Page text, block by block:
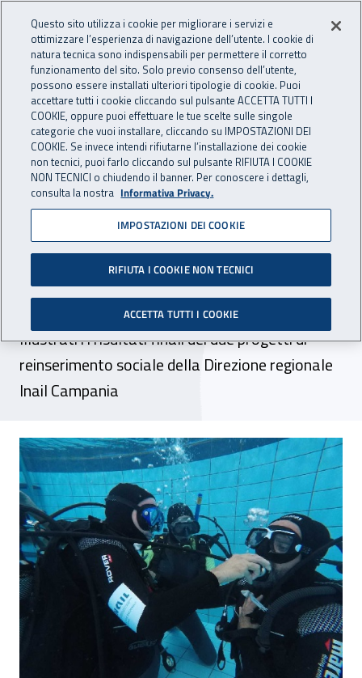
INAIL - Istituto Nazionale
Apri cerca
Navigazione principale
Navigazione - Ti trovi in:
Home Inail comunica News
20 dicembre 2019
A Napoli presentati i
risultati di "SubAbile" e
"FutVal"
Illustrati i i risultati finali dei due progetti di
reinserimento sociale della Direzione regionale
Inail Campania
A Napoli presentati i risultati di
Questo sito utilizza i cookie per migliorare i servizi e
ottimizzare l’esperienza di navigazione dell’utente. I cookie di
natura tecnica sono indispensabili per permettere il corretto
funzionamento del sito. Solo previo consenso dell’utente,
possono essere installati ulteriori tipologie di cookie. Puoi
accettare tutti i cookie cliccando sul pulsante ACCETTA TUTTI I
COOKIE, oppure puoi effettuare le tue scelte sulle singole
categorie che vuoi installare, cliccando su IMPOSTAZIONI DEI
COOKIE. Se invece intendi rifiutarne l’installazione dei cookie
non tecnici, puoi farlo cliccando sul pulsante RIFIUTA I COOKIE
NON TECNICI o chiudendo il banner. Per conoscere i dettagli,
consulta la nostra Informativa Privacy.
IMPOSTAZIONI DEI COOKIE
RIFIUTA I COOKIE NON TECNICI
ACCETTA TUTTI I COOKIE